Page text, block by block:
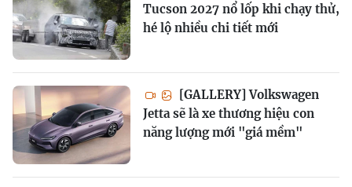
Tucson 2027 nổ lốp khi chạy thử,
hé lộ nhiều chi tiết mới
[GALLERY] Volkswagen
Jetta sẽ là xe thương hiệu con
năng lượng mới "giá mềm"